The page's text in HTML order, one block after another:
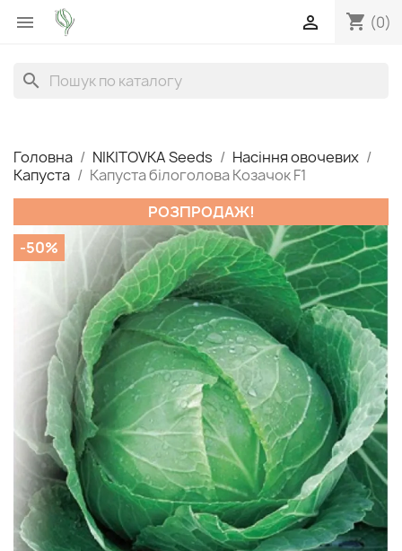
 shopping_cart (0)

search
Головна NIKITOVKA Seeds
Насіння овочевих
Капуста
Капуста білоголова Козачок F1
РОЗПРОДАЖ!
-50%